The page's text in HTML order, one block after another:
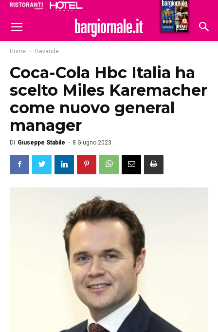
Hoteldomani
Home Bevande
Coca-Cola Hbc Italia ha
scelto Miles Karemacher
come nuovo general
manager
Di Giuseppe Stabile - 8 Giugno 2023